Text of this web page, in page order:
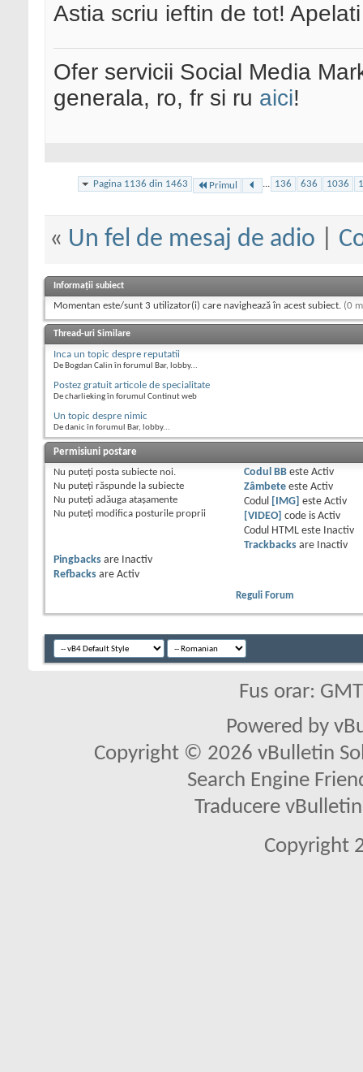
Astia scriu ieftin de tot!
Ofer servicii Social Media
generala, ro, fr si ru aici!
Pagina 1136 din 1463 Primul ... 136 636 1036
« Un fel de mesaj de adio
Informații subiect
Momentan este/sunt 3 utilizator(i) care navighează în acest subiect. (0
Thread-uri Similare
Inca un topic despre reputatii
De Bogdan Calin în forumul Bar, lobby...
Postez gratuit articole de specialitate
De charlieking în forumul Continut web
Un topic despre nimic
De danic în forumul Bar, lobby...
Permisiuni postare
Nu puteţi posta subiecte noi.
Nu puteţi răspunde la subiecte
Nu puteţi adăuga ataşamente
Nu puteţi modifica posturile proprii
Codul BBeste Activ
Zâmbeteeste Activ
Codul
[IMG] este Activ
[VIDEO] code is Activ
Codul HTML este
Inactiv
Trackbacksare
Inactiv
Pingbacks are
Inactiv
Refbacks are Activ
Reguli Forum
Fus orar:
Powered by
Copyright © 2026 vBulletin
Search Engine
Traducere
Copyright